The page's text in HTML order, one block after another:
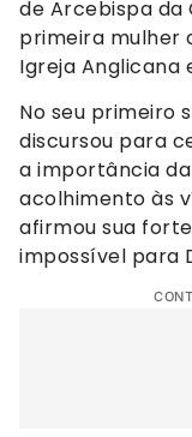
de Arcebispa
primeira mulher
Igreja Anglicana
No seu primeiro
discursou para
a importância
acolhimento às
afirmou sua
impossível para